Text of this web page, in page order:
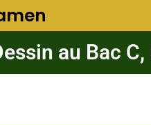
au Bac C,